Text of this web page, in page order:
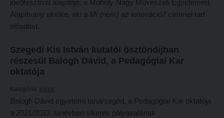
KUTATÁS
Kari kutatócsoportok
Tudományos diákköri tevékenység
PedKaszt – Bethlen-pályázat
Kari kutatási pályázatok
Kari kiadványok
Marosvásárhelyi képzési hely
Mintatantervek
Gyakorlati képzés
KUTATÁS
Kari kutatócsoportok
jövőfesztivál alapítója, a Moholy-Nagy Művészeti Egyetemért
Alapítvány elnöke, aki a Mi (nem) az innováció? címmel tart
előadást.
Szegedi Kis István kutatói ösztöndíjban
részesül Balogh Dávid, a Pedagógiai Kar
oktatója
Kategória: Hírek
Balogh Dávid egyetemi tanársegéd, a Pedagógiai Kar oktatója
a 2021/2022. tanévben sikeres pályázatának